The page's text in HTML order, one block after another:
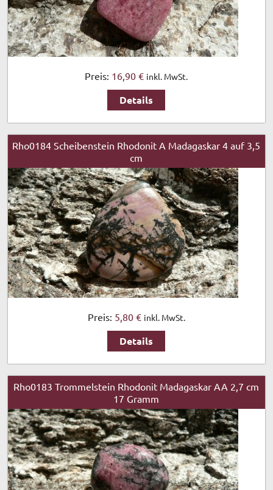
Preis: 16,90 € inkl. MwSt.
Details
Rho0184 Scheibenstein Rhodonit A Madagaskar 4 auf 3,5
cm
Preis: 5,80 € inkl. MwSt.
Details
Rho0183 Trommelstein Rhodonit Madagaskar AA 2,7 cm
17 Gramm